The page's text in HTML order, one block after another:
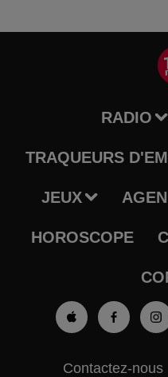
RADIO
TRAQUEURS
JEUX
HOROSCOPE
Contactez-nous